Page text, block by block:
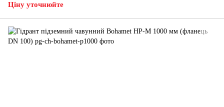
Ціну уточнюйте